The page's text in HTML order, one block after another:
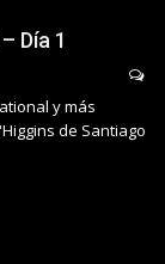
Día 1
y más
de Santiago